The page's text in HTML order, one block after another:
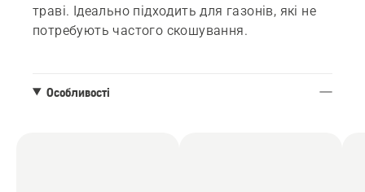
траві. Ідеально підходить для газонів, які не
потребують частого скошування.
Особливості